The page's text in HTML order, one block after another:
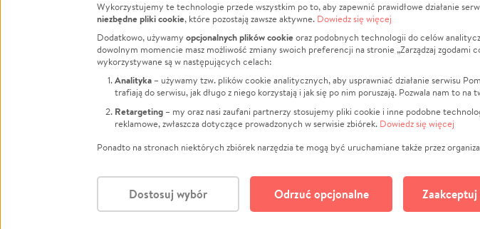
FacebookTwitter Instagram
LinkedInTikTok Youtube
Jak to działa?
Regulamin
Polityka Prywatności
Kontakt
Porównanie serwisów
Polityka plików cookie
Zarządzaj zgodami cookie
Opinie
Raporty
Za
Dla NGO
Polski
Wykorzystujemy te technologie przede wszystkim po to, aby zapewnić prawidłowe działanie
niezbędne pliki cookie, które pozostają zawsze aktywne. Dowiedz się więcej
Dodatkowo, używamy opcjonalnych plików cookieoraz podobnych technologii do celów
dowolnym momencie masz możliwość zmiany swoich preferencji na stronie „Zarządzaj
wykorzystywane są w następujących celach:
Analityka – używamy tzw. plików cookie analitycznych, aby usprawniać działanie serwisu
trafiają do serwisu, jak długo z niego korzystają i jak się po nim poruszają. Pozwala nam to
Retargeting – my oraz nasi zaufani partnerzy stosujemy pliki cookie i inne podobne
reklamowe, zwłaszcza dotyczące prowadzonych w serwisie zbiórek. Dowiedz się więcej
Ponadto na stronach niektórych zbiórek narzędzia te mogą być uruchamiane także przez
Dostosuj wybór Odrzuć opcjonalne